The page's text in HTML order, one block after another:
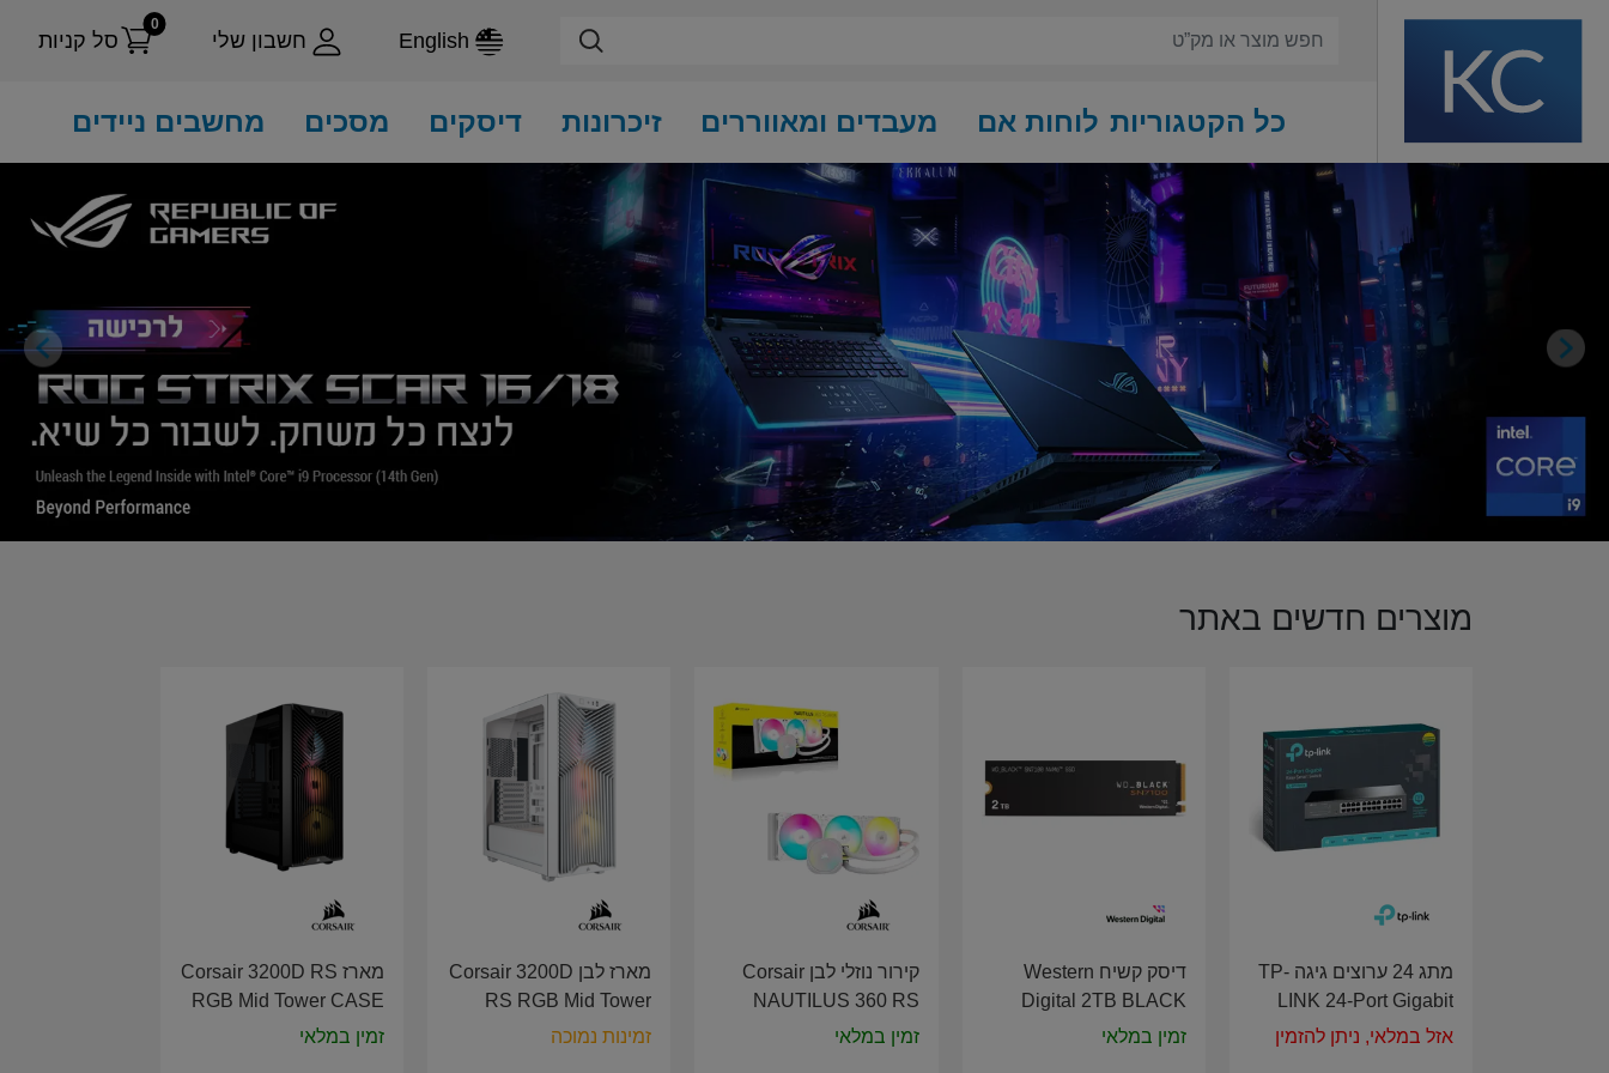
חשבון שלי סל קניות
0
כל הקטגוריות לוחות אם מעבדים ומאווררים זיכרונות דיסקים מסכים מחשבים ניידים
Previous
מוצרים חדשים באתר
מתג 24 ערוצים גיגה TP-
LINK 24-Port Gigabit
Easy Smart Switch TL-
אזל במלאי, ניתן להזמין
דיסק קשיח Western
Digital 2TB BLACK
NVMe Gen 4 SN7100
זמין במלאי
קירור נוזלי לבן Corsair
NAUTILUS 360 RS
ARGB Liquid CPU
זמין במלאי
מארז לבן Corsair 3200D
RS RGB Mid Tower
CASE White CC-
זמינות נמוכה
מארז Corsair 3200D RS
RGB Mid Tower CASE
Black CC-9011344-WW
זמין במלאי